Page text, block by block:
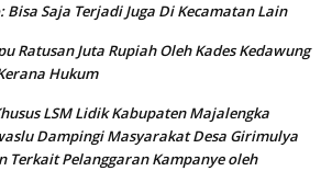
Saja Terjadi Juga Di Kecamatan Lain
Ratusan Juta Rupiah Oleh Kades Kedawung
Hukum
LSM Lidik Kabupaten Majalengka
Dampingi Masyarakat Desa Girimulya
Terkait Pelanggaran Kampanye oleh